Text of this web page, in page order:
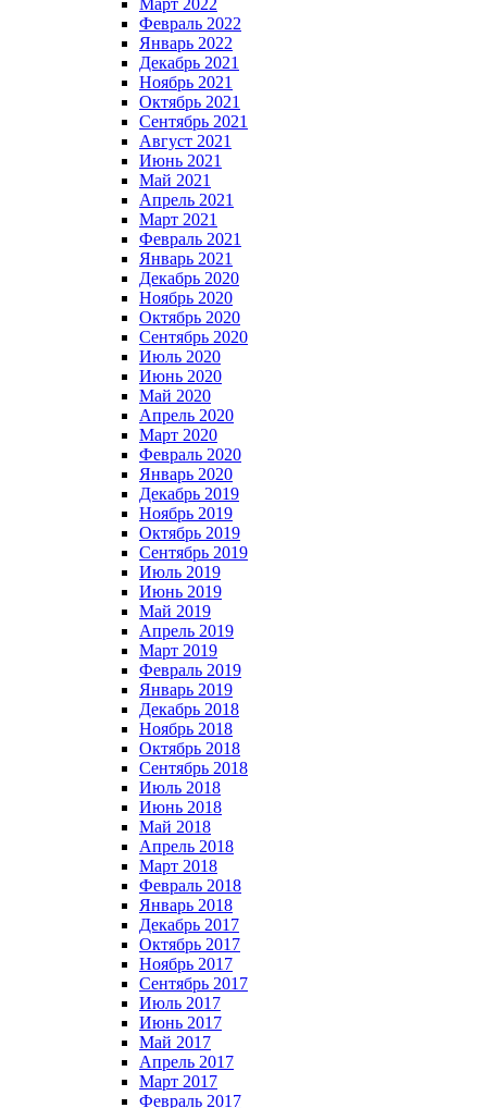
Март 2022
Февраль 2022
Январь 2022
Декабрь 2021
Ноябрь 2021
Октябрь 2021
Сентябрь 2021
Август 2021
Июнь 2021
Май 2021
Апрель 2021
Март 2021
Февраль 2021
Январь 2021
Декабрь 2020
Ноябрь 2020
Октябрь 2020
Сентябрь 2020
Июль 2020
Июнь 2020
Май 2020
Апрель 2020
Март 2020
Февраль 2020
Январь 2020
Декабрь 2019
Ноябрь 2019
Октябрь 2019
Сентябрь 2019
Июль 2019
Июнь 2019
Май 2019
Апрель 2019
Март 2019
Февраль 2019
Январь 2019
Декабрь 2018
Ноябрь 2018
Октябрь 2018
Сентябрь 2018
Июль 2018
Июнь 2018
Май 2018
Апрель 2018
Март 2018
Февраль 2018
Январь 2018
Декабрь 2017
Октябрь 2017
Ноябрь 2017
Сентябрь 2017
Июль 2017
Июнь 2017
Май 2017
Апрель 2017
Март 2017
Февраль 2017